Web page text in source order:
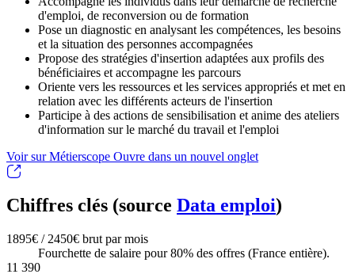
d'emploi, de reconversion ou de formation
Pose un diagnostic en analysant les compétences, les besoins
et la situation des personnes accompagnées
Propose des stratégies d'insertion adaptées aux profils des
bénéficiaires et accompagne les parcours
Oriente vers les ressources et les services appropriés et met en
relation avec les différents acteurs de l'insertion
Participe à des actions de sensibilisation et anime des ateliers
d'information sur le marché du travail et l'emploi
Voir sur Métierscope Ouvre dans un nouvel onglet
Chiffres clés (source Data emploi)
1895€ / 2450€ brut par mois
Fourchette de salaire pour 80% des offres (France entière).
11 390